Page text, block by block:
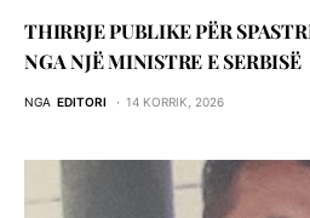
THIRRJE PUBLIKE PËR
NGA NJË MINISTRE E SERBISË
NGA EDITORI 14 KORRIK, 2026